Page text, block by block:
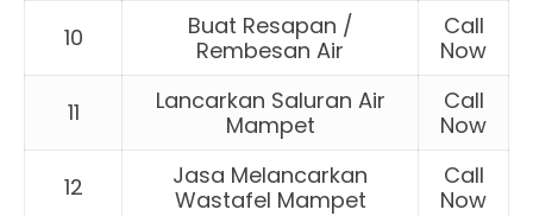
10
Buat Resapan /
Rembesan Air
Call
Now
11
Lancarkan Saluran Air
Mampet
Call
Now
12
Jasa Melancarkan
Wastafel Mampet
Call
Now